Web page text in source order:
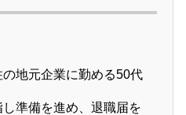
地元企業に勤める50代
準備を進め、退職届を